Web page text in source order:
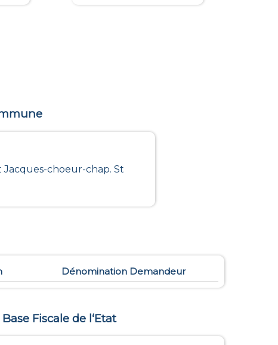
Jacques-choeur-chap. St
Dénomination Demandeur
Fiscale de l‘Etat